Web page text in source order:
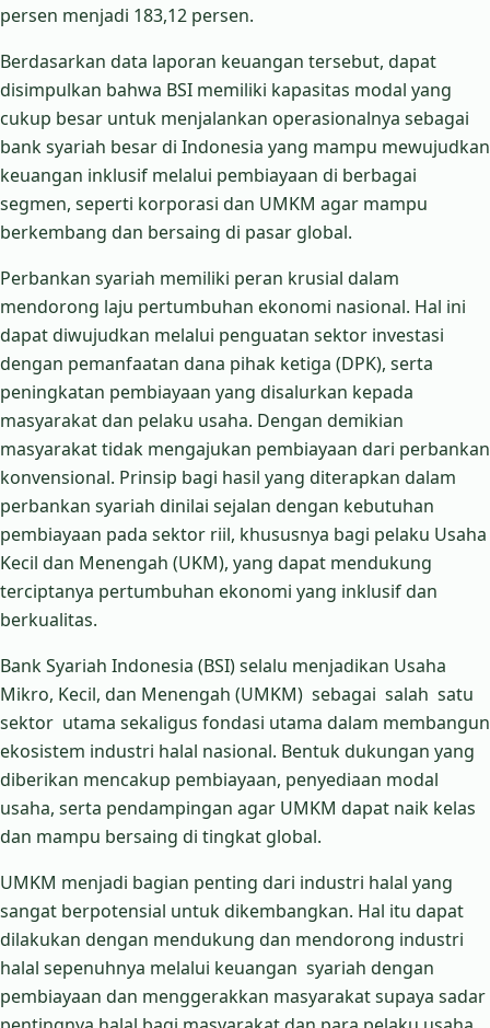
persen menjadi 183,12 persen.
Berdasarkan data laporan keuangan tersebut, dapat
disimpulkan bahwa BSI memiliki kapasitas modal yang
cukup besar untuk menjalankan operasionalnya sebagai
bank syariah besar di Indonesia yang mampu mewujudkan
keuangan inklusif melalui pembiayaan di berbagai
segmen, seperti korporasi dan UMKM agar mampu
berkembang dan bersaing di pasar global.
Perbankan syariah memiliki peran krusial dalam
mendorong laju pertumbuhan ekonomi nasional. Hal ini
dapat diwujudkan melalui penguatan sektor investasi
dengan pemanfaatan dana pihak ketiga (DPK), serta
peningkatan pembiayaan yang disalurkan kepada
masyarakat dan pelaku usaha. Dengan demikian
masyarakat tidak mengajukan pembiayaan dari perbankan
konvensional. Prinsip bagi hasil yang diterapkan dalam
perbankan syariah dinilai sejalan dengan kebutuhan
pembiayaan pada sektor riil, khususnya bagi pelaku Usaha
Kecil dan Menengah (UKM), yang dapat mendukung
terciptanya pertumbuhan ekonomi yang inklusif dan
berkualitas.
Bank Syariah Indonesia (BSI) selalu menjadikan Usaha
Mikro, Kecil, dan Menengah (UMKM) sebagai salah satu
sektor utama sekaligus fondasi utama dalam membangun
ekosistem industri halal nasional. Bentuk dukungan yang
diberikan mencakup pembiayaan, penyediaan modal
usaha, serta pendampingan agar UMKM dapat naik kelas
dan mampu bersaing di tingkat global.
UMKM menjadi bagian penting dari industri halal yang
sangat berpotensial untuk dikembangkan. Hal itu dapat
dilakukan dengan mendukung dan mendorong industri
halal sepenuhnya melalui keuangan syariah dengan
pembiayaan dan menggerakkan masyarakat supaya sadar